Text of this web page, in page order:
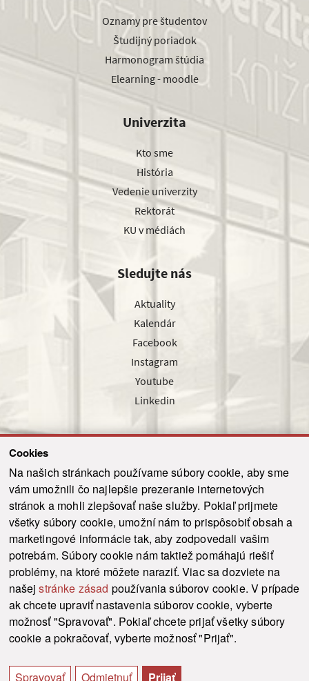
Cookies
Na našich stránkach používame súbory cookie, aby sme
vám umožnili čo najlepšie prezeranie internetových
stránok a mohli zlepšovať naše služby. Pokiaľ prijmete
všetky súbory cookie, umožní nám to prispôsobiť obsah a
marketingové informácie tak, aby zodpovedali vašim
potrebám. Súbory cookie nám taktiež pomáhajú riešiť
problémy, na ktoré môžete naraziť. Viac sa dozviete na
našejstránke zásad používania súborov cookie. V prípade
ak chcete upraviť nastavenia súborov cookie, vyberte
možnosť "Spravovať". Pokiaľ chcete prijať všetky súbory
cookie a pokračovať, vyberte možnosť "Prijať".
Spravovať Odmietnuť Prijať
Oznamy pre študentov
Študijný poriadok
Harmonogram štúdia
Elearning - moodle
Univerzita
Kto sme
História
Vedenie univerzity
Rektorát
KU v médiách
Sledujte nás
Aktuality
Kalendár
Facebook
Instagram
Youtube
Linkedin
Odoslať
© 2021-2026 ku.sk. Všetky práva vyhradené. Ochrana osobných údajov
Vyhlásenie o prístupnosti |
Admin
This site is protected by reCAPTCHA and the Google Privacy Policy and Terms of
Service
apply.